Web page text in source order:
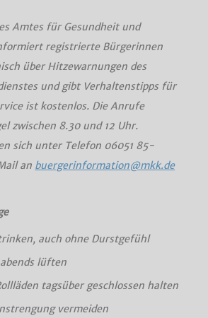
Amtes für Gesundheit und
registrierte Bürgerinnen
über Hitzewarnungen des
und gibt Verhaltenstipps für
ist kostenlos. Die Anrufe
zwischen 8.30 und 12 Uhr.
sich unter Telefon 06051 85-
an buergerinformation@mkk.de
auch ohne Durstgefühl
lüften
tagsüber geschlossen halten
vermeiden